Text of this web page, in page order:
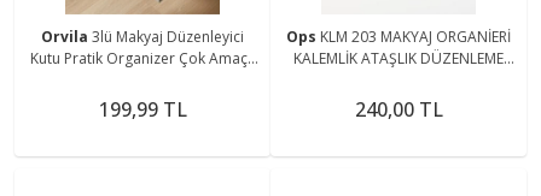
Orvila 3lü Makyaj Düzenleyici
Kutu Pratik Organizer Çok Amaçlı
199,99 TL
Ops KLM 203 MAKYAJ ORGANİERİ
KALEMLİK ATAŞLIK DÜZENLEME
MASAÜSTÜ ORGANİZER
240,00 TL